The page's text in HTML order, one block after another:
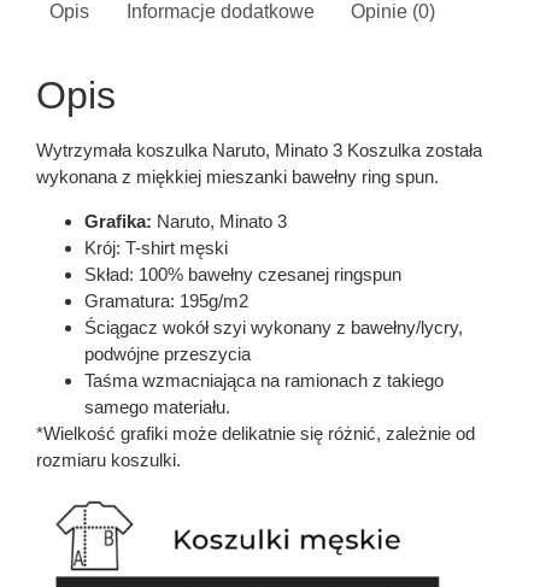
Opis Informacje dodatkowe Opinie (0)
Opis
Wytrzymała koszulka Naruto, Minato 3 Koszulka została
wykonana z miękkiej mieszanki bawełny ring spun.
Grafika: Naruto, Minato 3
Krój: T-shirt męski
Skład: 100% bawełny czesanej ringspun
Gramatura: 195g/m2
Ściągacz wokół szyi wykonany z bawełny/lycry,
podwójne przeszycia
Taśma wzmacniająca na ramionach z takiego
samego materiału.
*Wielkość grafiki może delikatnie się różnić, zależnie od
rozmiaru koszulki.